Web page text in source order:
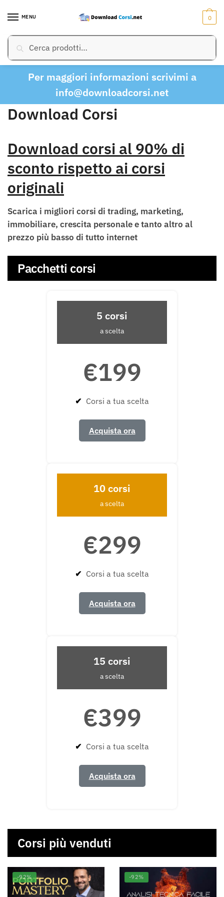
MENU
Cerca:Cerca
0
Per maggiori informazioni scrivimi a
info@downloadcorsi.net
Download Corsi
Download corsi al 90% di
sconto rispetto ai corsi
originali
Scarica i migliori corsi di trading, marketing,
immobiliare, crescita personale e tanto altro al
prezzo più basso di tutto internet
Pacchetti corsi
5 corsi
a scelta
€199
✔ Corsi a tua scelta
Acquista ora
10 corsi
a scelta
€299
✔ Corsi a tua scelta
Acquista ora
15 corsi
a scelta
€399
✔ Corsi a tua scelta
Acquista ora
Corsi più venduti
-92% -92%